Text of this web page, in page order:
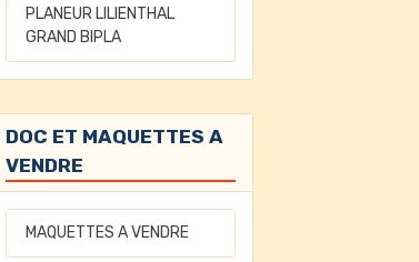
PLANEUR LILIENTHAL
GRAND BIPLA
DOC ET MAQUETTES A
VENDRE
MAQUETTES A VENDRE